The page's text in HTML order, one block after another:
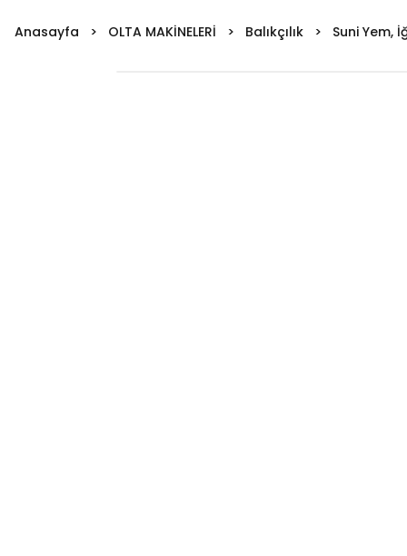
Anasayfa OLTA MAKİNELERİ Balıkçılık Suni Yem,